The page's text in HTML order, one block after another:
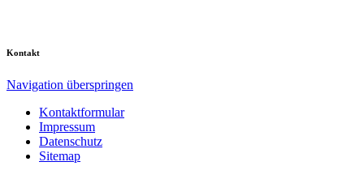
Kontakt
Navigation überspringen
Kontaktformular
Impressum
Datenschutz
Sitemap